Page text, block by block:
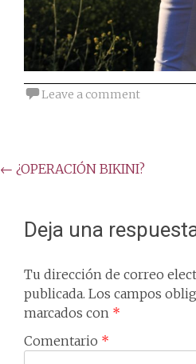
Leave a comment
Post
← ¿OPERACIÓN BIKINI?
Deja una
Tu dirección de correo
publicada. Los campos
marcados con *
Comentario *